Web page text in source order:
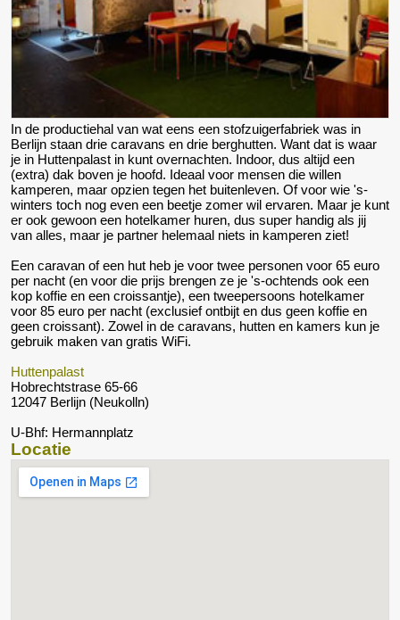
In de productiehal van wat eens een stofzuigerfabriek was in
Berlijn staan drie caravans en drie berghutten. Want dat is waar
je in Huttenpalast in kunt overnachten. Indoor, dus altijd een
(extra) dak boven je hoofd. Ideaal voor mensen die willen
kamperen, maar opzien tegen het buitenleven. Of voor wie 's-
winters toch nog even een beetje zomer wil ervaren. Maar je kunt
er ook gewoon een hotelkamer huren, dus super handig als jij
van alles, maar je partner helemaal niets in kamperen ziet!
Een caravan of een hut heb je voor twee personen voor 65 euro
per nacht (en voor die prijs brengen ze je 's-ochtends ook een
kop koffie en een croissantje), een tweepersoons hotelkamer
voor 85 euro per nacht (exclusief ontbijt en dus geen koffie en
geen croissant). Zowel in de caravans, hutten en kamers kun je
gebruik maken van gratis WiFi.
Huttenpalast
Hobrechtstrase 65-66
12047 Berlijn (Neukolln)
U-Bhf: Hermannplatz
Locatie